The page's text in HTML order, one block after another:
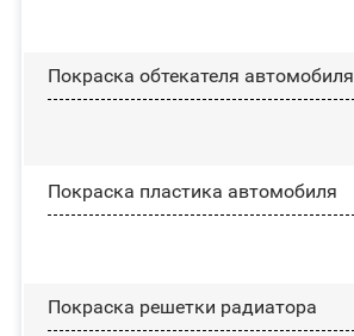
Покраска обтекателя автомобиля
Покраска пластика автомобиля
Покраска решетки радиатора